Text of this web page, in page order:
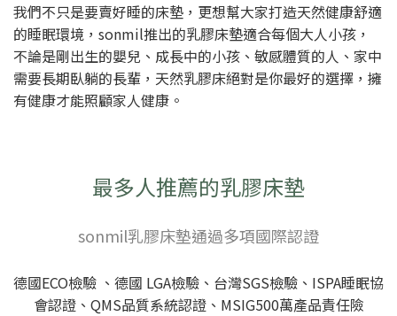
我們不只是要賣好睡的床墊，更想幫大家打造天然健康舒適
的睡眠環境，sonmil推出的乳膠床墊適合每個大人小孩，
不論是剛出生的嬰兒、成長中的小孩、敏感體質的人、家中
需要長期臥躺的長輩，天然乳膠床絕對是你最好的選擇，擁
有健康才能照顧家人健康。
最多人推薦的乳膠床墊
sonmil乳膠床墊通過多項國際認證
德國ECO檢驗 、德國 LGA檢驗、台灣SGS檢驗、ISPA睡眠協
會認證、QMS品質系統認證、MSIG500萬產品責任險